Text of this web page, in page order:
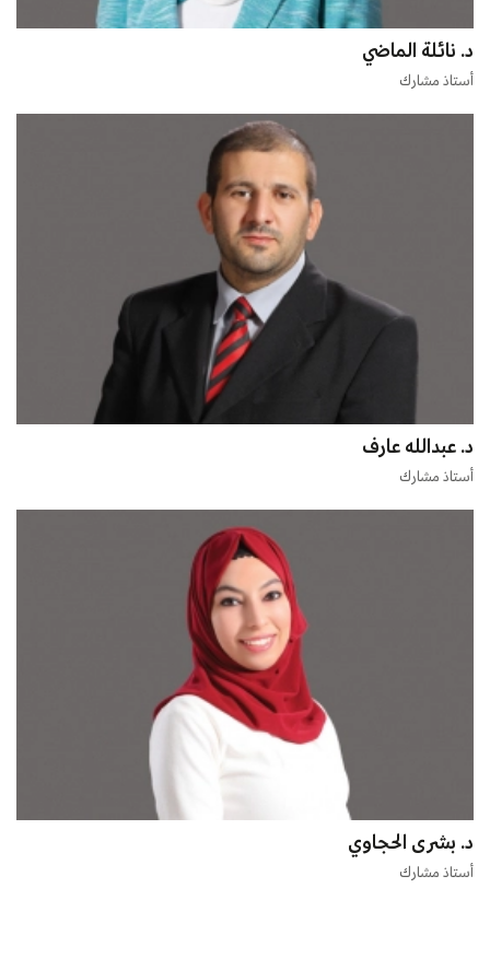
د. نائلة الماضي
أستاذ مشارك
د. عبدالله عارف
أستاذ مشارك
د. بشرى الحجاوي
أستاذ مشارك